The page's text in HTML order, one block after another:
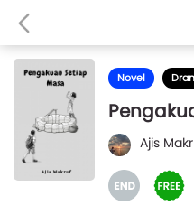
Novel
Ajis